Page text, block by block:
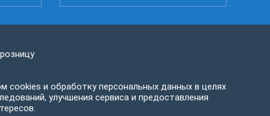
cookies и обработку персональных данных в целях
улучшения сервиса и предоставления